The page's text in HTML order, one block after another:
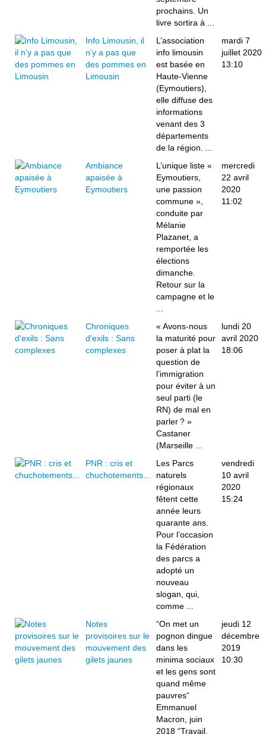
prochains. Un
livre sortira à ...
Info Limousin, il
n’y a pas que
des pommes en
Limousin
L’association
info limousin
est basée en
Haute-Vienne
(Eymoutiers),
elle diffuse des
informations
venant des 3
départements
de la région. ...
mardi 7
juillet 2020
13:10
Ambiance
apaisée à
Eymoutiers
L’unique liste «
Eymoutiers,
une passion
commune »,
conduite par
Mélanie
Plazanet, a
remportée les
élections
dimanche.
Retour sur la
campagne et le
mercredi
22 avril
2020
11:02
Chroniques
d'exils : Sans
complexes
« Avons-nous
la maturité pour
poser à plat la
question de
l’immigration
pour éviter à un
seul parti (le
RN) de mal en
parler ? »
Castaner
(Marseille ...
lundi 20
avril 2020
18:06
PNR : cris et
chuchotements...
Les Parcs
naturels
régionaux
fêtent cette
année leurs
quarante ans.
Pour l’occasion
la Fédération
des parcs a
adopté un
nouveau
slogan, qui,
comme ...
vendredi
10 avril
2020
15:24
Notes
provisoires sur le
mouvement des
gilets jaunes
“On met un
pognon dingue
dans les
minima sociaux
et les gens sont
quand même
pauvres“
Emmanuel
Macron, juin
2018 “Travail,
jeudi 12
décembre
2019
10:30